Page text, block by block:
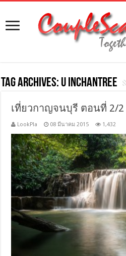
Tag Archives: U Inchantree
เที่ยวกาญจนบุรี ตอนที่ 2/
LookPla 08 มีนาคม 2015 1,432